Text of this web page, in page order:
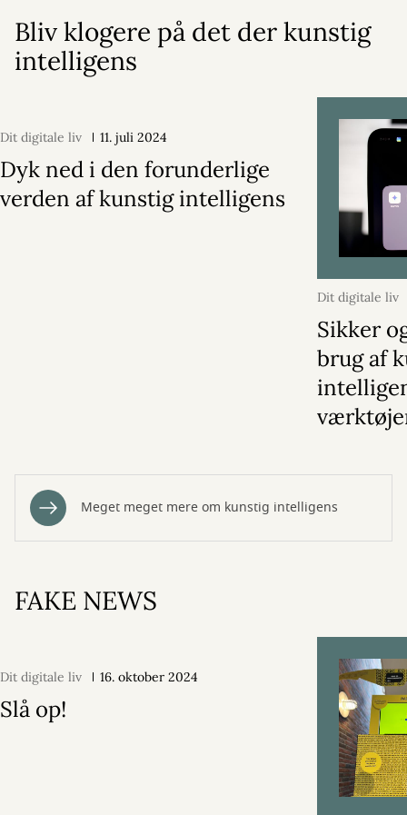
Bliv klogere på det der kunstig
intelligens
Dit digitale liv 11. juli 2024
Dyk ned i den forunderlige
verden af kunstig intelligens
Dit digitale liv
Sikker
brug af
Meget meget mere om kunstig intelligens
FAKE NEWS
Dit digitale liv 16. oktober 2024
Slå op!